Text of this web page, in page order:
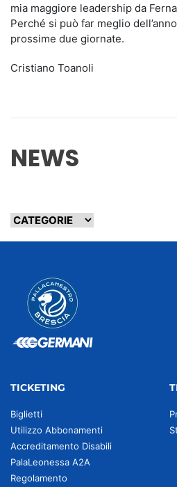
mia maggiore leadership da
Perché si può far meglio
prossime due giornate.
Cristiano Toanoli
NEWS
TICKETING
Biglietti
Utilizzo Abbonamenti
Accreditamento Disabili
PalaLeonessa A2A
Regolamento